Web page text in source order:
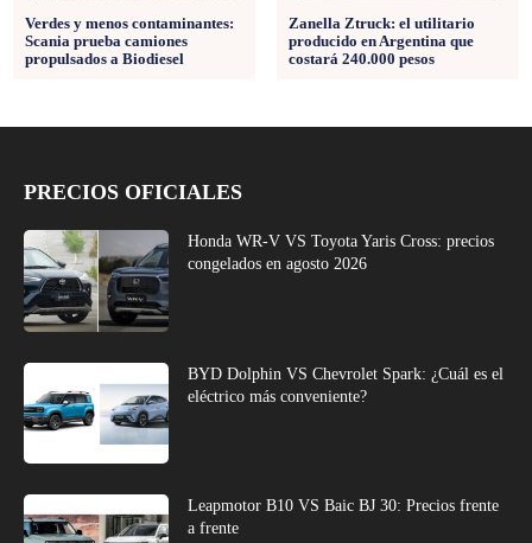
Verdes y menos contaminantes:
Scania prueba camiones
propulsados a Biodiesel
Zanella Ztruck: el utilitario
producido en Argentina que
costará 240.000 pesos
PRECIOS OFICIALES
Honda WR-V VS Toyota Yaris Cross: precios
congelados en agosto 2026
BYD Dolphin VS Chevrolet Spark: ¿Cuál es el
eléctrico más conveniente?
Leapmotor B10 VS Baic BJ 30: Precios frente
a frente